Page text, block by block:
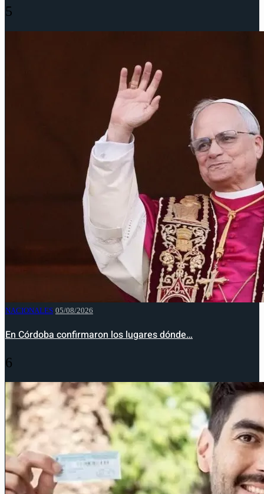
5
NACIONALES 05/08/2026
En Córdoba confirmaron los lugares dónde…
6